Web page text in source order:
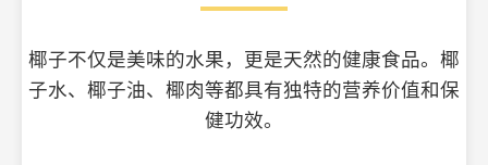
椰子不仅是美味的水果，更是天然的健康食品。椰
子水、椰子油、椰肉等都具有独特的营养价值和保
健功效。